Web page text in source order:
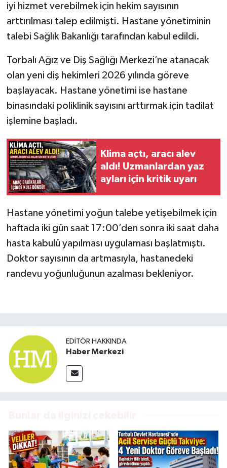
iyi hizmet verebilmek için hekim sayısının
arttırılması talep edilmişti. Hastane yönetiminin
talebi Sağlık Bakanlığı tarafından kabul edildi.
Torbalı Ağız ve Diş Sağlığı Merkezi’ne atanacak
olan yeni diş hekimleri 2026 yılında göreve
başlayacak. Hastane yönetimi ise hastane
binasındaki poliklinik sayısını arttırmak için tadilat
işlemine başladı.
Klima açtı, aracı alev
aldı! Uzmanlardan yaz
ayları için kritik uyarı
Hastane yönetimi yoğun talebe yetişebilmek için
haftada iki gün saat 17:00’den sonra iki saat daha
hasta kabulü yapılması uygulaması başlatmıştı.
Doktor sayısının da artmasıyla, hastanedeki
randevu yoğunluğunun azalması bekleniyor.
EDITÖR HAKKINDA
Haber Merkezi